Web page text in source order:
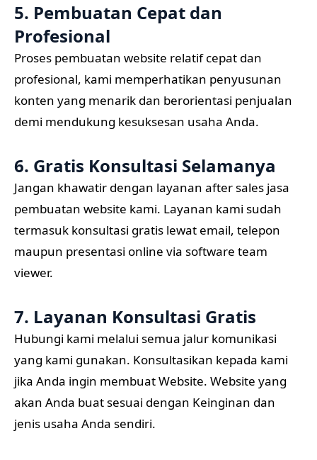
5. Pembuatan Cepat dan
Profesional
Proses pembuatan website relatif cepat dan
profesional, kami memperhatikan penyusunan
konten yang menarik dan berorientasi penjualan
demi mendukung kesuksesan usaha Anda.
6. Gratis Konsultasi Selamanya
Jangan khawatir dengan layanan after sales jasa
pembuatan website kami. Layanan kami sudah
termasuk konsultasi gratis lewat email, telepon
maupun presentasi online via software team
viewer.
7. Layanan Konsultasi Gratis
Hubungi kami melalui semua jalur komunikasi
yang kami gunakan. Konsultasikan kepada kami
jika Anda ingin membuat Website. Website yang
akan Anda buat sesuai dengan Keinginan dan
jenis usaha Anda sendiri.